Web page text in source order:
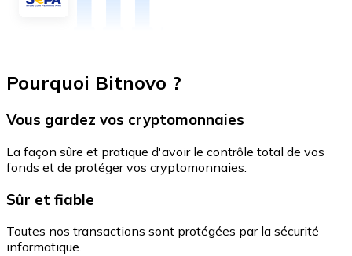
Pourquoi Bitnovo ?
Vous gardez vos cryptomonnaies
La façon sûre et pratique d'avoir le contrôle total de vos
fonds et de protéger vos cryptomonnaies.
Sûr et fiable
Toutes nos transactions sont protégées par la sécurité
informatique.